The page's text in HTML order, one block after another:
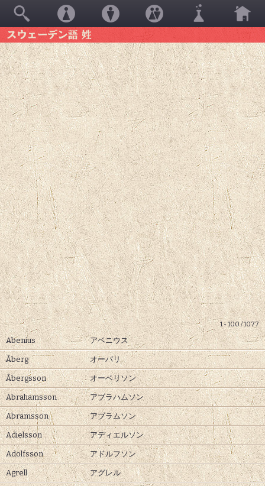
1 - 100 / 1077
Abenius アベニウス
Åberg オーバリ
Åbergsson オーベリソン
Abrahamsson アブラハムソン
Abramsson アブラムソン
Adielsson アディエルソン
Adolfsson アドルフソン
Agrell アグレル